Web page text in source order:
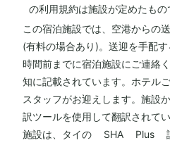
の利用規約は施設が定めたもの
この宿泊施設では、空港からの
(有料の場合あり)。送迎を手
時間前までに宿泊施設にご連絡
知に記載されています。ホテル
スタッフがお迎えします。施設
訳ツールを使用して翻訳され
施設は、タイの SHA Plus